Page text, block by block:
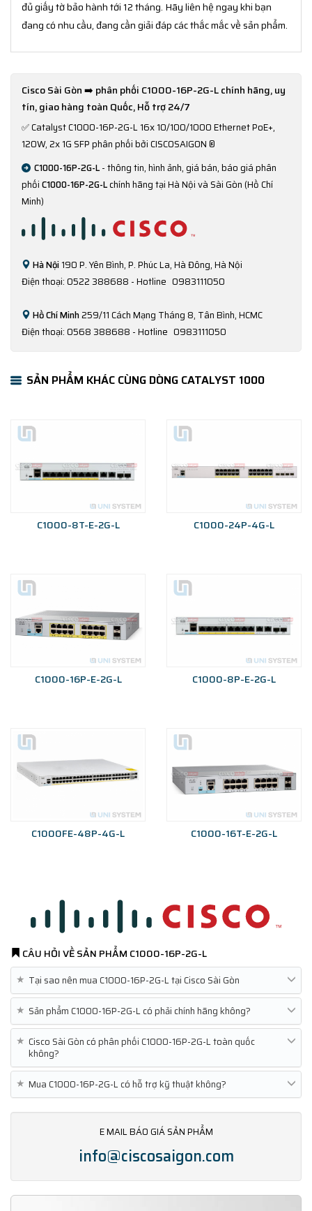
đủ giấy tờ bảo hành tới 12 tháng. Hãy liên hệ ngay khi bạn
đang có nhu cầu, đang cần giải đáp các thắc mắc về sản phẩm.
Cisco Sài Gòn ➡️ phân phối C1000-16P-2G-L chính hãng, uy
tín, giao hàng toàn Quốc, Hỗ trợ 24/7
✅Catalyst C1000-16P-2G-L 16x 10/100/1000 Ethernet PoE+,
120W, 2x 1G SFP phân phối bởi CISCOSAIGON ®
C1000-16P-2G-L- thông tin, hình ảnh, giá bán, báo giá phân
phốiC1000-16P-2G-Lchính hãng tại Hà Nội và Sài Gòn (Hồ Chí
Minh)
Hà Nội190 P. Yên Bình, P. Phúc La, Hà Đông, Hà Nội
Điện thoại: 0522 388688 - Hotline 0983111050
Hồ Chí Minh259/11 Cách Mạng Tháng 8, Tân Bình, HCMC
Điện thoại: 0568 388688 - Hotline 0983111050
SẢN PHẨM KHÁC CÙNG DÒNG CATALYST 1000
C1000-8T-E-2G-L C1000-24P-4G-L
C1000-16P-E-2G-L C1000-8P-E-2G-L
C1000FE-48P-4G-L C1000-16T-E-2G-L
CÂU HỎI VỀ SẢN PHẨM C1000-16P-2G-L
★ Tại sao nên mua C1000-16P-2G-L tại Cisco Sài Gòn
★ Sản phẩm C1000-16P-2G-L có phải chính hãng không?
★ Cisco Sài Gòn có phân phối C1000-16P-2G-L toàn quốc
không?
★ Mua C1000-16P-2G-L có hỗ trợ kỹ thuật không?
E MAIL BÁO GIÁ SẢN PHẨM
info@ciscosaigon.com